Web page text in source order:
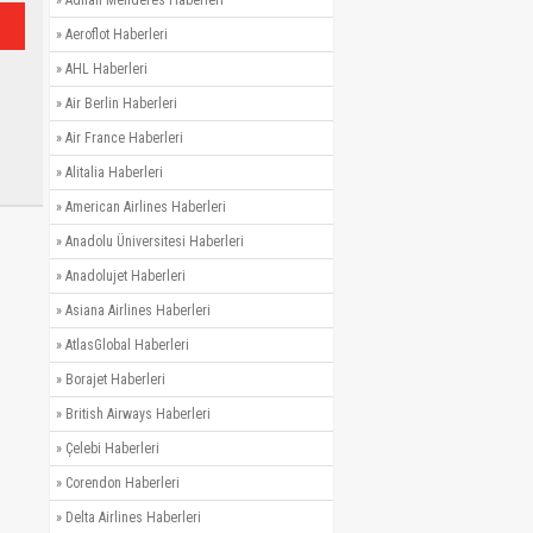
» Aeroflot Haberleri
» AHL Haberleri
» Air Berlin Haberleri
» Air France Haberleri
» Alitalia Haberleri
» American Airlines Haberleri
» Anadolu Üniversitesi Haberleri
» Anadolujet Haberleri
» Asiana Airlines Haberleri
» AtlasGlobal Haberleri
» Borajet Haberleri
» British Airways Haberleri
» Çelebi Haberleri
» Corendon Haberleri
» Delta Airlines Haberleri